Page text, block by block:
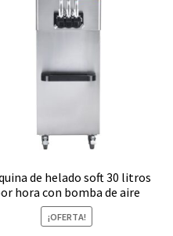
de helado soft 30 litros
hora con bomba de aire
¡OFERTA!